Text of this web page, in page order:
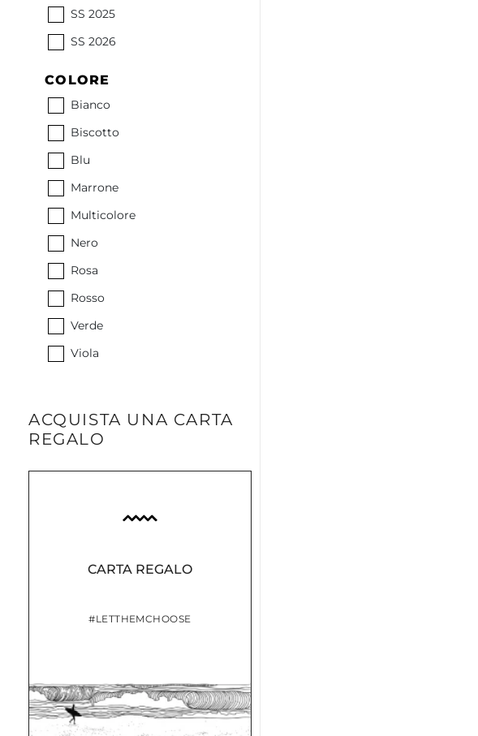
SS 2025
SS 2026
COLORE
Bianco
Biscotto
Blu
Marrone
Multicolore
Nero
Rosa
Rosso
Verde
Viola
ACQUISTA UNA CARTA
REGALO
CARTA REGALO
#LETTHEMCHOOSE